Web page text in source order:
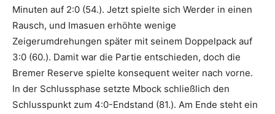
Minuten auf 2:0 (54.). Jetzt spielte sich Werder in einen
Rausch, und Imasuen erhöhte wenige
Zeigerumdrehungen später mit seinem Doppelpack auf
3:0 (60.). Damit war die Partie entschieden, doch die
Bremer Reserve spielte konsequent weiter nach vorne.
In der Schlussphase setzte Mbock schließlich den
Schlusspunkt zum 4:0-Endstand (81.). Am Ende steht ein